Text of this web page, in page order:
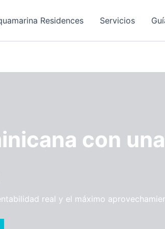
Residences Servicios
con
real y el máximo